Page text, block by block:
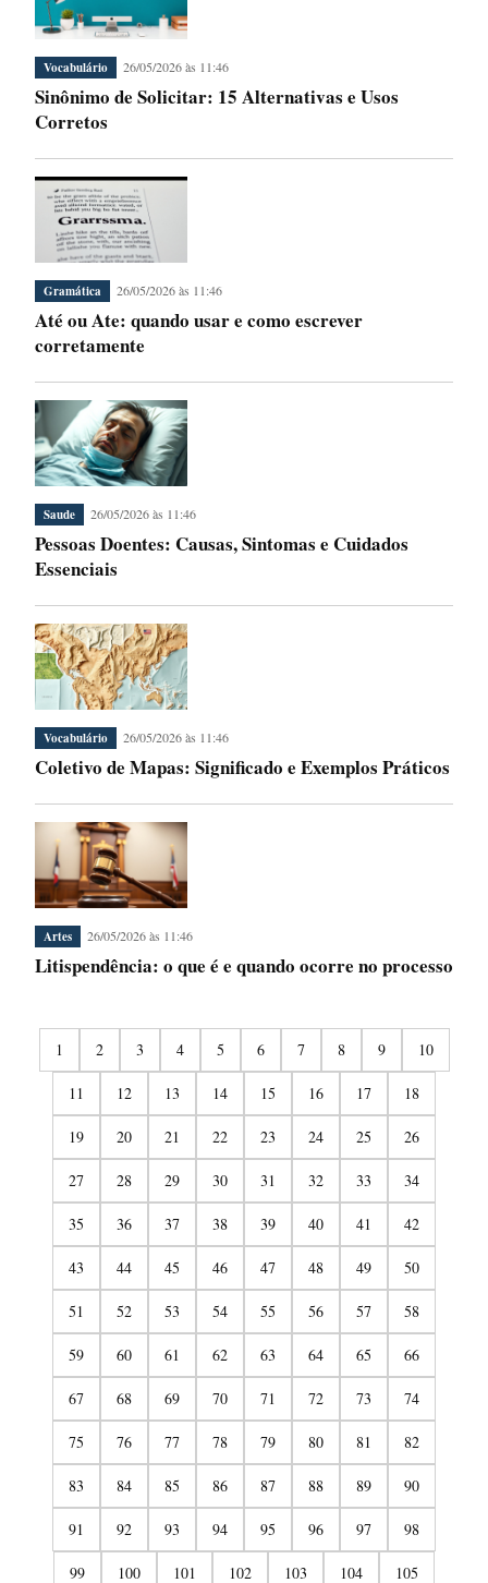
Vocabulário 26/05/2026 às 11:46
Sinônimo de Solicitar: 15 Alternativas e Usos
Corretos
Gramática 26/05/2026 às 11:46
Até ou Ate: quando usar e como escrever
corretamente
Saude 26/05/2026 às 11:46
Pessoas Doentes: Causas, Sintomas e Cuidados
Essenciais
Vocabulário 26/05/2026 às 11:46
Coletivo de Mapas: Significado e Exemplos Práticos
Artes 26/05/2026 às 11:46
Litispendência: o que é e quando ocorre no processo
1 2 3 4 5 6 7 8 9 10
11 12 13 14 15 16 17 18
19 20 21 22 23 24 25 26
27 28 29 30 31 32 33 34
35 36 37 38 39 40 41 42
43 44 45 46 47 48 49 50
51 52 53 54 55 56 57 58
59 60 61 62 63 64 65 66
67 68 69 70 71 72 73 74
75 76 77 78 79 80 81 82
83 84 85 86 87 88 89 90
91 92 93 94 95 96 97 98
99 100 101 102 103 104 105